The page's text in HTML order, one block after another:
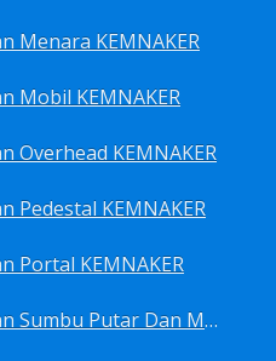
Menara KEMNAKER
Mobil KEMNAKER
Overhead KEMNAKER
Pedestal KEMNAKER
Portal KEMNAKER
Sertifikasi Crane/Keran Sumbu Putar Dan Mesin Pancang KEMNAKER